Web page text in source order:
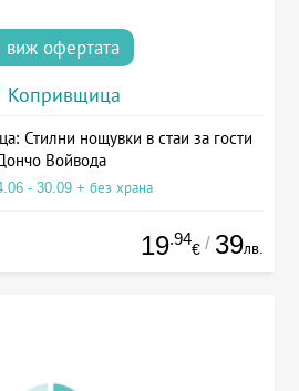
виж офертата
Копривщица
Стилни нощувки в стаи за гости
Войвода
- 30.09 + без храна
19.94
€ / 39лв.